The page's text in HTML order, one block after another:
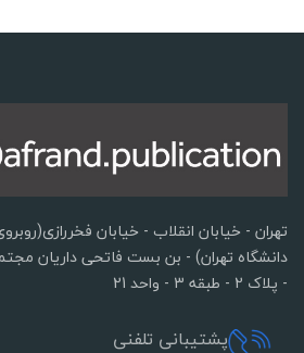
تهران - خیابان انقلاب - خیابان
دانشگاه تهران) - بن بست فاتحی داریان
- پلاک 2 - طبقه 3 - واحد 21
پشتیبانی تلفنی